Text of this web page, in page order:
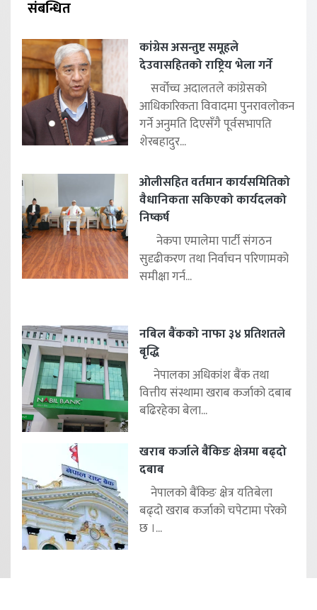
संबन्धित
कांग्रेस असन्तुष्ट समूहले
देउवासहितको राष्ट्रिय भेला गर्ने
सर्वोच्च अदालतले कांग्रेसको
आधिकारिकता विवादमा पुनरावलोकन
गर्ने अनुमति दिएसँगै पूर्वसभापति
शेरबहादुर...
ओलीसहित वर्तमान कार्यसमितिको
वैधानिकता सकिएको कार्यदलको
निष्कर्ष
नेकपा एमालेमा पार्टी संगठन
सुदृढीकरण तथा निर्वाचन परिणामको
समीक्षा गर्न...
नबिल बैंकको नाफा ३४ प्रतिशतले
बृद्धि
नेपालका अधिकांश बैंक तथा
वित्तीय संस्थामा खराब कर्जाको दबाब
बढिरहेका बेला...
खराब कर्जाले बैंकिङ क्षेत्रमा बढ्दो
दबाब
नेपालको बैंकिङ क्षेत्र यतिबेला
बढ्दो खराब कर्जाको चपेटामा परेको
छ ।...